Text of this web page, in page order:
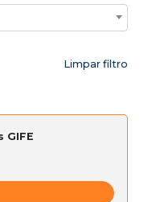
Limpar filtro
GIFE